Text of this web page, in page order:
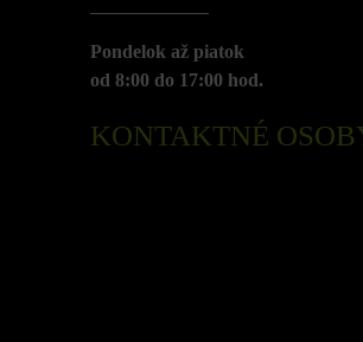
Pondelok až piatok
od 8:00 do 17:00 hod.
KONTAKTNÉ